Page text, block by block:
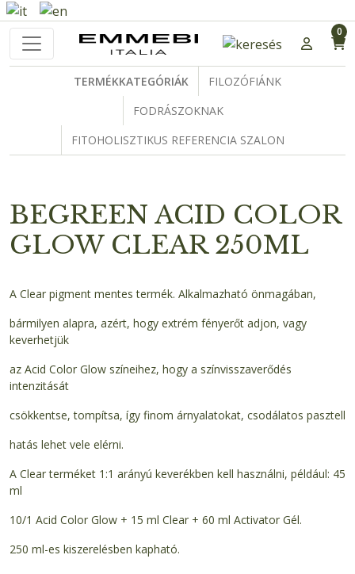
TERMÉKKATEGÓRIÁK
FILOZÓFIÁNK
FODRÁSZOKNAK
FITOHOLISZTIKUS REFERENCIA SZALON
0
BEGREEN ACID COLOR
GLOW CLEAR 250ML
A Clear pigment mentes termék. Alkalmazható önmagában,
bármilyen alapra, azért, hogy extrém fényerőt adjon, vagy
keverhetjük
az Acid Color Glow színeihez, hogy a színvisszaverődés
intenzitását
csökkentse, tompítsa, így finom árnyalatokat, csodálatos pasztell
hatás lehet vele elérni.
A Clear terméket 1:1 arányú keverékben kell használni, például: 45
ml
10/1 Acid Color Glow + 15 ml Clear + 60 ml Activator Gél.
250 ml-es kiszerelésben kapható.